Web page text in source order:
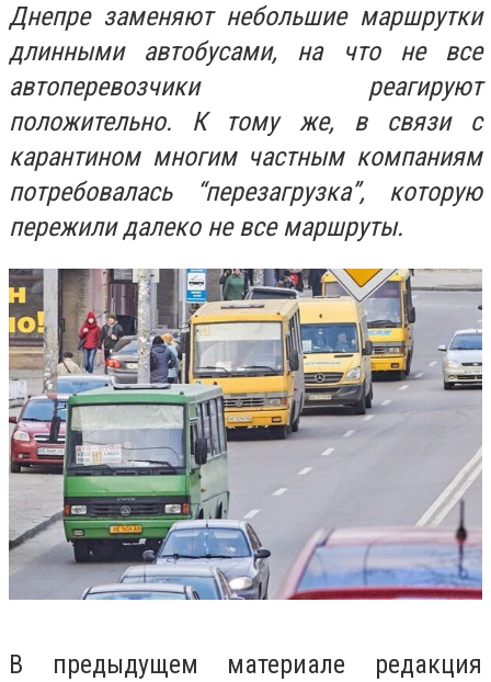
Днепре заменяют небольшие маршрутки
длинными автобусами, на что не все
автоперевозчики реагируют
положительно. К тому же, в связи с
карантином многим частным компаниям
потребовалась “перезагрузка”, которую
пережили далеко не все маршруты.
В предыдущем материале редакция